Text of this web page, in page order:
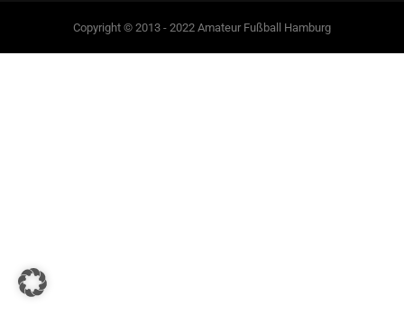
Copyright © 2013 - 2022 Amateur Fußball Hamburg